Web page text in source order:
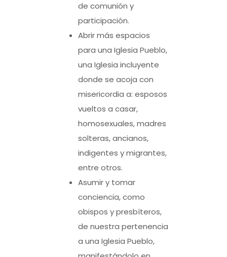
de comunión y
participación.
Abrir más espacios
para una Iglesia Pueblo,
una Iglesia incluyente
donde se acoja con
misericordia a: esposos
vueltos a casar,
homosexuales, madres
solteras, ancianos,
indigentes y migrantes,
entre otros.
Asumir y tomar
conciencia, como
obispos y presbíteros,
de nuestra pertenencia
a una Iglesia Pueblo,